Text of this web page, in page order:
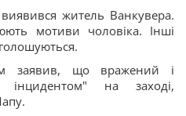
житель Ванкувера.
мотиви чоловіка. Інші
заявив, що вражений і
інцидентом" на заході,